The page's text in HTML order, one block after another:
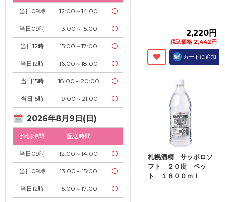
当日09時 12:00～14:00 〇
当日09時 13:00～15:00 〇
当日12時 15:00～17:00 〇
当日12時 16:00～18:00 〇
当日15時 18:00～20:00 〇
当日15時 19:00～21:00 〇
2026年8月9日(日)
締切時間 配送時間
当日09時 12:00～14:00 〇
当日09時 13:00～15:00 〇
当日12時 15:00～17:00 〇
2,220円
税込価格 2,442円
カートに追加
札幌酒精 サッポロソ
フト ２０度 ペッ
ト １８００ｍｌ